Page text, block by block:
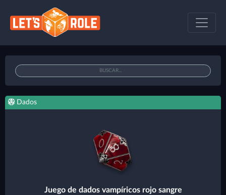
Dados
Juego de dados vampíricos rojo sangre